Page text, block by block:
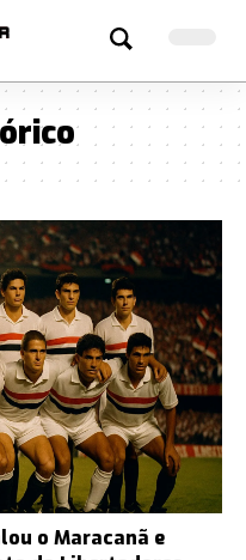
o Maracanã e